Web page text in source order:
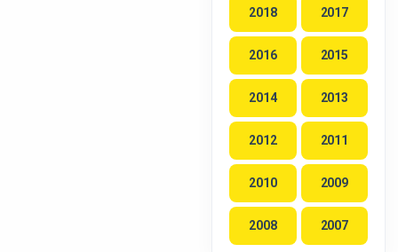
2018 2017
2016 2015
2014 2013
2012 2011
2010 2009
2008 2007